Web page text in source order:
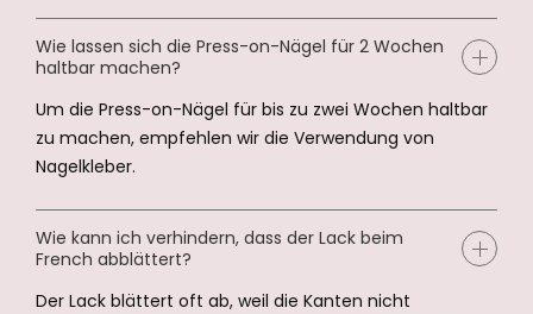
Wie lassen sich die Press-on-Nägel für 2 Wochen
haltbar machen?
Um die Press-on-Nägel für bis zu zwei Wochen haltbar
zu machen, empfehlen wir die Verwendung von
Nagelkleber.
Wie kann ich verhindern, dass der Lack beim
French abblättert?
Der Lack blättert oft ab, weil die Kanten nicht